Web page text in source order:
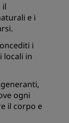
il
e i
i
locali in
ogni
il corpo e